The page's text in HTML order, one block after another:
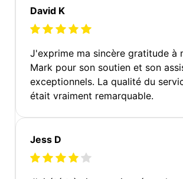
David K
J'exprime ma sincère gratitude à
Mark pour son soutien et son
exceptionnels. La qualité du
était vraiment remarquable.
Jess D